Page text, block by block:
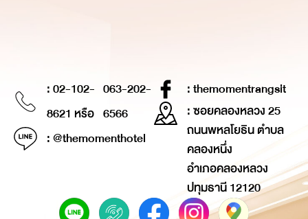
: 02-102-
8621 หรือ
063-202-
6566
: @themomenthotel
: themomentrangsit
: ซอยคลองหลวง 25
ถนนพหลโยธิน ตำบล
คลองหนึ่ง
อำเภอคลองหลวง
ปทุมธานี 12120